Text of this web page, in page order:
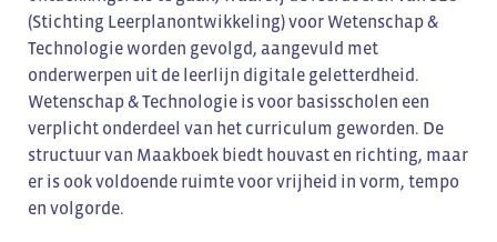
(Stichting Leerplanontwikkeling) voor Wetenschap &
Technologie worden gevolgd, aangevuld met
onderwerpen uit de leerlijn digitale geletterdheid.
Wetenschap & Technologie is voor basisscholen een
verplicht onderdeel van het curriculum geworden. De
structuur van Maakboek biedt houvast en richting, maar
er is ook voldoende ruimte voor vrijheid in vorm, tempo
en volgorde.